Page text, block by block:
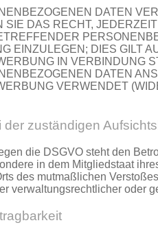
DATEN
SIE DAS RECHT,
EINZULEGEN; DIES GILT
IN VERBINDUNG
DATEN
VERWENDET
zuständigen
die DSGVO steht den
in dem Mitgliedstaat
des mutmaßlichen
verwaltungsrechtlicher oder